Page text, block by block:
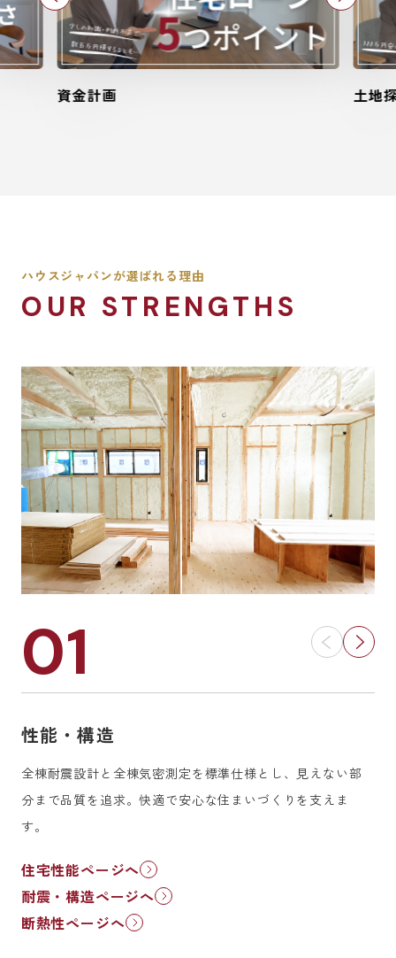
土地探し 設計
ハウスジャパンが選ばれる理由
OUR STRENGTHS
01
性能・構造
全棟耐震設計と全棟気密測定を標準仕様とし、見えない部
分まで品質を追求。快適で安心な住まいづくりを支えま
す。
住宅性能ページへ
耐震・構造ページへ
断熱性ページへ